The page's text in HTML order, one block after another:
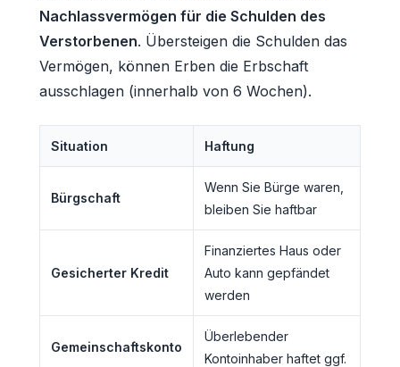
Nachlassvermögen für die Schulden des
Verstorbenen. Übersteigen die Schulden das
Vermögen, können Erben die Erbschaft
ausschlagen (innerhalb von 6 Wochen).
Situation Haftung
Bürgschaft
Wenn Sie Bürge waren,
bleiben Sie haftbar
Gesicherter Kredit
Finanziertes Haus oder
Auto kann gepfändet
werden
Gemeinschaftskonto
Überlebender
Kontoinhaber haftet ggf.